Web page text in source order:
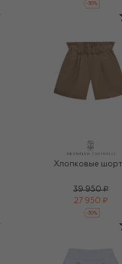
-30%
Хлопковые
39 950 ₽
27 950 ₽
-30%